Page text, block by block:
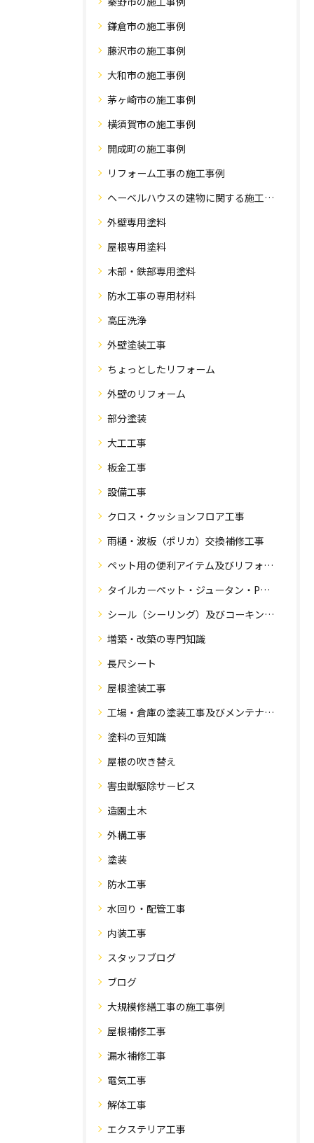
鎌倉市の施工事例
藤沢市の施工事例
大和市の施工事例
茅ヶ崎市の施工事例
横須賀市の施工事例
開成町の施工事例
リフォーム工事の施工事例
ヘーベルハウスの建物に関する施工事例
外壁専用塗料
屋根専用塗料
木部・鉄部専用塗料
防水工事の専用材料
高圧洗浄
外壁塗装工事
ちょっとしたリフォーム
外壁のリフォーム
部分塗装
大工工事
板金工事
設備工事
クロス・クッションフロア工事
雨樋・波板（ポリカ）交換補修工事
ペット用の便利アイテム及びリフォーム工事
タイルカーペット・ジュータン・Pタイル・床・フローリング工事
シール（シーリング）及びコーキング工事の専門知識
増築・改築の専門知識
長尺シート
屋根塗装工事
工場・倉庫の塗装工事及びメンテナンス
塗料の豆知識
屋根の吹き替え
害虫獣駆除サービス
造園土木
外構工事
塗装
防水工事
水回り・配管工事
内装工事
スタッフブログ
ブログ
大規模修繕工事の施工事例
屋根補修工事
漏水補修工事
電気工事
解体工事
エクステリア工事